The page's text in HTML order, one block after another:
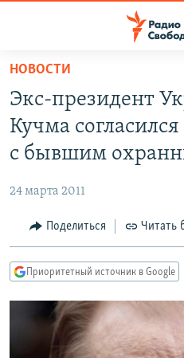
упрощенного
доступа
Вернуться
основному
Вернутся
Вернутся
ПОДКАСТЫ
АВТОРСКИЕ ПРОЕКТЫ
МНЕНИЯ
КУЛЬТУРА
КАВКАЗ.РЕАЛИИ
СЕВЕР.РЕАЛИИ
СИБИРЬ.РЕАЛИИ
НОВОСТИ
Экс-президент
Кучма
с бывшим
24 марта 2011
Поделиться Читать
Приоритетный источник в Google